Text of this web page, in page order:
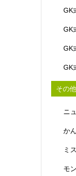
GK
GK
GK
GK
その
ニ
か
ミ
モ